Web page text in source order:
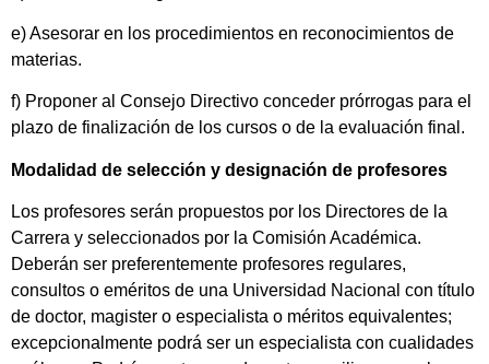
e) Asesorar en los procedimientos en reconocimientos de
materias.
f) Proponer al Consejo Directivo conceder prórrogas para el
plazo de finalización de los cursos o de la evaluación final.
Modalidad de selección y designación de profesores
Los profesores serán propuestos por los Directores de la
Carrera y seleccionados por la Comisión Académica.
Deberán ser preferentemente profesores regulares,
consultos o eméritos de una Universidad Nacional con título
de doctor, magister o especialista o méritos equivalentes;
excepcionalmente podrá ser un especialista con cualidades